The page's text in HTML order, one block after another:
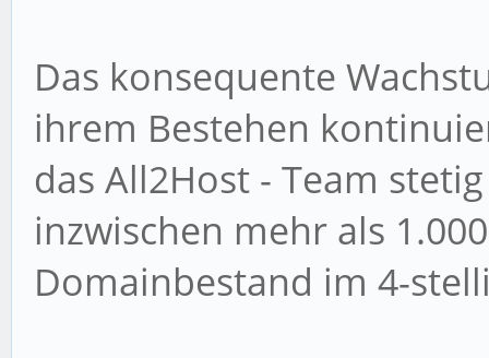
Das konsequente
ihrem Bestehen
das All2Host - Team
inzwischen mehr als
Domainbestand im 4-